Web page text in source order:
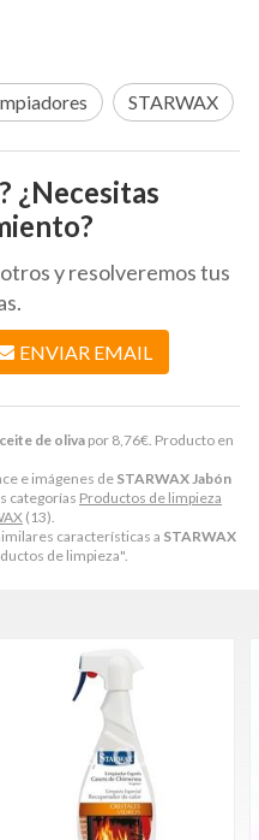
de olivapor 8,76€ . Producto en
e imágenes de STARWAX Jabón
categorías Productos de limpieza
(13).
características a STARWAX
de limpieza".
STARWAX
¿Necesitas
y resolveremos tus
ENVIAR EMAIL